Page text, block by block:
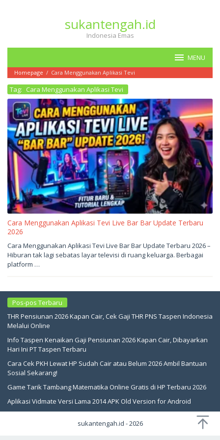
sukantengah.id
Indonesia Emas
MENU
Homepage / Cara Menggunakan Aplikasi Tevi
Tag: Cara Menggunakan Aplikasi Tevi
Cara Menggunakan Aplikasi Tevi Live Bar Bar Update Terbaru
2026
Juni
2,
2026
sukantengah
Cara Menggunakan Aplikasi Tevi Live Bar Bar Update Terbaru 2026 –
Hiburan tak lagi sebatas layar televisi di ruang keluarga. Berbagai
platform …
Pos-pos Terbaru
THR Pensiunan 2026 Kapan Cair, Cek Gaji THR PNS Taspen Indonesia
Melalui Online
Info Taspen Kenaikan Gaji Pensiunan 2026 Kapan Cair, Dibayarkan
Hari Ini PT Taspen Terbaru
Cara Cek PKH Lewat HP Sudah Cair atau Belum 2026 Ambil Bantuan
Sosial Sekarang!
Game Tarik Tambang Matematika Online Gratis di HP Terbaru 2026
Aplikasi Vidmate Versi Lama 2014 APK Old Version for Android
sukantengah.id - 2026